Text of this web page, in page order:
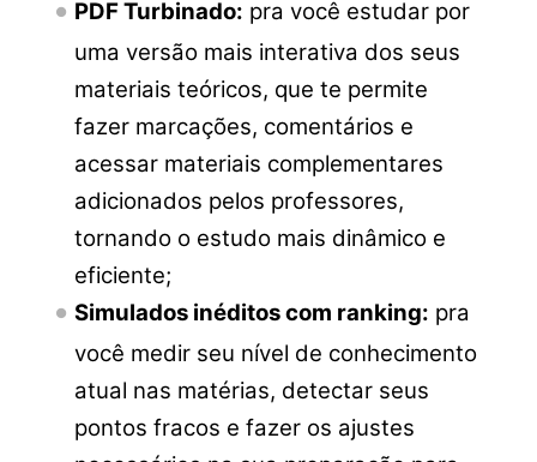
PDF Turbinado: pra você estudar por
uma versão mais interativa dos seus
materiais teóricos, que te permite
fazer marcações, comentários e
acessar materiais complementares
adicionados pelos professores,
tornando o estudo mais dinâmico e
eficiente;
Simulados inéditos com ranking: pra
você medir seu nível de conhecimento
atual nas matérias, detectar seus
pontos fracos e fazer os ajustes